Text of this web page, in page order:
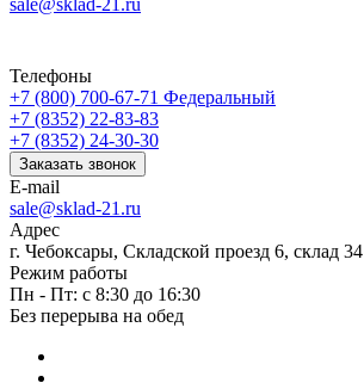
sale@sklad-21.ru
Телефоны
+7 (800) 700-67-71 Федеральный
+7 (8352) 22-83-83
+7 (8352) 24-30-30
Заказать звонок
E-mail
sale@sklad-21.ru
Адрес
г. Чебоксары, Складской проезд 6, склад 34
Режим работы
Пн - Пт: с 8:30 до 16:30
Без перерыва на обед